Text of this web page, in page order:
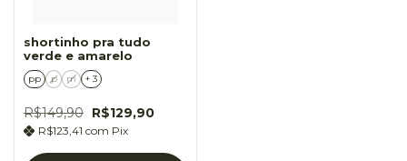
shortinho pra tudo
verde e amarelo
pp p m + 3
R$149,90 R$129,90
R$123,41 com Pix